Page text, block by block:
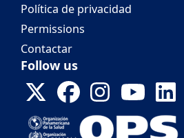
Política de privacidad
Permissions
Contactar
Follow us